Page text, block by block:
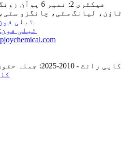
فیکٹری 2: نمبر
ٹاؤن، لیانگ سٹی، چانگزو
ٹیلی فون:+86
ٹیلی فون:+86-021-
© کاپی رائٹ - 2010-2025: جملہ حقوق محفوظ ہیں۔